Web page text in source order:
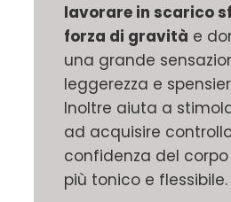
lavorare in scarico
forza di gravità e
una grande
leggerezza e
Inoltre aiuta a
ad acquisire
confidenza del
più tonico e flessibile.